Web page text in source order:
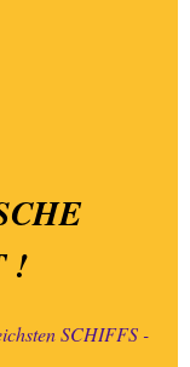
!
SCHIFFS -